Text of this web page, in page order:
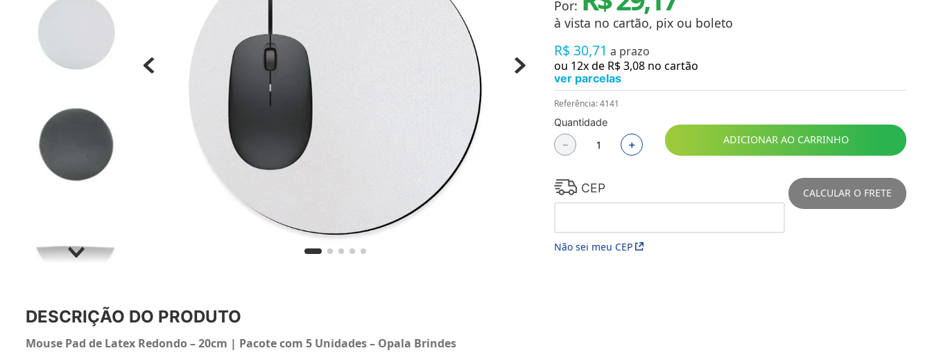
Materiais
Alumínio
Cerâmica
Cortiça
Pedra
Porcelana
Vidro
Madeira / MDF
Metal
Chinelos
Produtos de Imã
Mantas e Silicone 3D
Porcelanatos
Porta-retratos
Toalhas
Troféus
Papéis para Sublimação
OBM
Tinta Sublimática
Prensas
Por:
à vista no cartão, pix ou boleto
R$ 30,71 a prazo
ou 12x de R$3,08 no cartão
ver parcelas
Referência:4141
Quantidade
＋
－ ADICIONAR AO CARRINHO
CEP
Não sei meu CEP
CALCULAR O FRETE
DESCRIÇÃO DO PRODUTO
Mouse Pad de Latex Redondo – 20cm | Pacote com 5 Unidades – Opala Brindes